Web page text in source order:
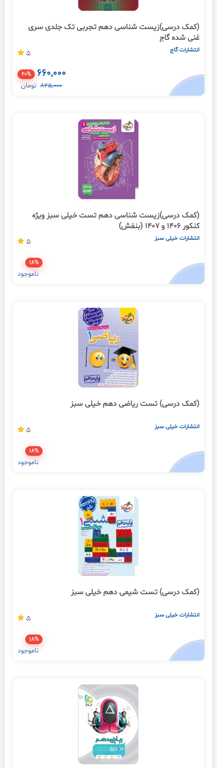
(کمک درسی)زیست شناسی دهم تجربی تک جلدی سری
غنی شده گاج
انتشارات گاج 5
660,000
20%
825,000 تومان
(کمک درسی)زیست شناسی دهم تست خیلی سبز ویژه
کنکور 1406 و 1407 (بنفش)
انتشارات خیلی سبز 5
18%
ناموجود
(کمک درسی) تست ریاضی دهم خیلی سبز
انتشارات خیلی سبز 5
18%
ناموجود
(کمک درسی) تست شیمی دهم خیلی سبز
انتشارات خیلی سبز 5
18%
ناموجود